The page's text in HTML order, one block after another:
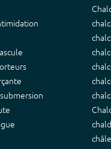
châle